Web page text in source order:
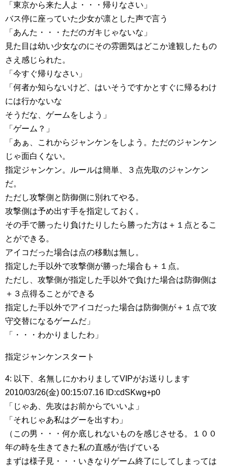
「東京から来た人よ・・・帰りなさい」
バス停に座っていた少女が凛とした声で言う
「あんた・・・ただのガキじゃないな」
見た目は幼い少女なのにその雰囲気はどこか達観したもの
さえ感じられた。
「今すぐ帰りなさい」
「何者か知らないけど、はいそうですかとすぐに帰るわけ
には行かないな
そうだな、ゲームをしよう」
「ゲーム？」
「あぁ、これからジャンケンをしよう。ただのジャンケン
じゃ面白くない。
指定ジャンケン。ルールは簡単、３点先取のジャンケン
だ。
ただし攻撃側と防御側に別れてやる。
攻撃側は予め出す手を指定しておく。
その手で勝ったり負けたりしたら勝った方は＋１点とるこ
とができる。
アイコだった場合は点の移動は無し。
指定した手以外で攻撃側が勝った場合も＋１点。
ただし、攻撃側が指定した手以外で負けた場合は防御側は
＋３点得ることができる
指定した手以外でアイコだった場合は防御側が＋１点で攻
守交替になるゲームだ」
「・・・わかりましたわ」
指定ジャンケンスタート
4: 以下、名無しにかわりましてVIPがお送りします
2010/03/26(金) 00:15:07.16 ID:cdSKwg+p0
「じゃあ、先攻はお前からでいいよ」
「それじゃあ私はグーを出すわ」
（この男・・・何か底しれないものを感じさせる。１００
年の時を生きてきた私の直感が告げている
まずは様子見・・・いきなりゲーム終了にしてしまっては